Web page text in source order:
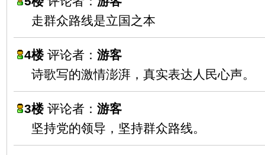
走群众路线是立国之本
4楼评论者： 游客
诗歌写的激情澎湃，真实表达人民心声。
3楼评论者： 游客
坚持党的领导，坚持群众路线。